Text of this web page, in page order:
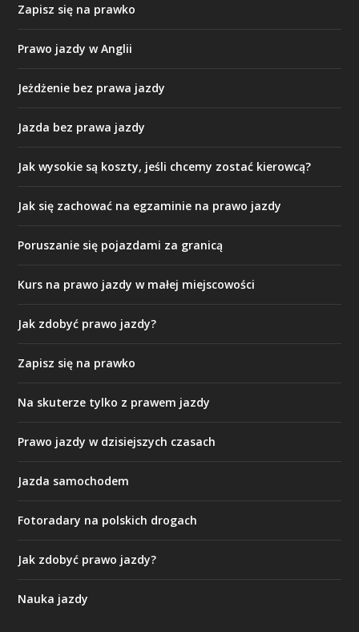
Zapisz się na prawko
Prawo jazdy w Anglii
Jeżdżenie bez prawa jazdy
Jazda bez prawa jazdy
Jak wysokie są koszty, jeśli chcemy zostać kierowcą?
Jak się zachować na egzaminie na prawo jazdy
Poruszanie się pojazdami za granicą
Kurs na prawo jazdy w małej miejscowości
Jak zdobyć prawo jazdy?
Zapisz się na prawko
Na skuterze tylko z prawem jazdy
Prawo jazdy w dzisiejszych czasach
Jazda samochodem
Fotoradary na polskich drogach
Jak zdobyć prawo jazdy?
Nauka jazdy